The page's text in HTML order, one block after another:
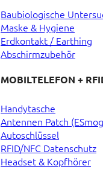
Baubiologische
Maske & Hygiene
Erdkontakt / Earthing
Abschirmzubehör
MOBILTELEFON +
Handytasche
Antennen Patch
Autoschlüssel
RFID/NFC Datenschutz
Headset & Kopfhörer